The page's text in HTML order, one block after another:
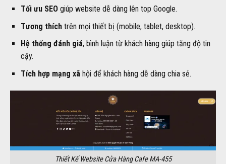
Tối ưu SEOgiúp website dễ dàng lên top Google.
Tương thíchtrên mọi thiết bị (mobile, tablet, desktop).
Hệ thống đánh giá, bình luận từ khách hàng giúp tăng độ tin
cậy.
Tích hợp mạng xãhội để khách hàng dễ dàng chia sẻ.
Thiết Kế Website Cửa Hàng Cafe MA-455